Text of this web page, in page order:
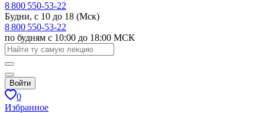
8 800 550-53-22
Будни, с 10 до 18 (Мск)
8 800 550-53-22
по будням с 10:00 до 18:00 МСК
Войти
0
Избранное